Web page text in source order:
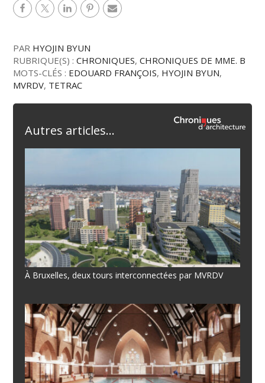
PAR HYOJIN BYUN
RUBRIQUE(S) :CHRONIQUES,CHRONIQUES DE MME. B
MOTS-CLÉS : EDOUARD FRANÇOIS, HYOJIN BYUN,
MVRDV, TETRAC
Autres articles...
À Bruxelles, deux tours interconnectées par MVRDV